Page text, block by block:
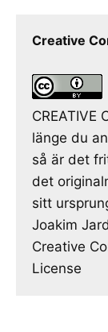
Creative
CREATIVE
länge du
så är det
det
sitt
Joakim
Creative
License